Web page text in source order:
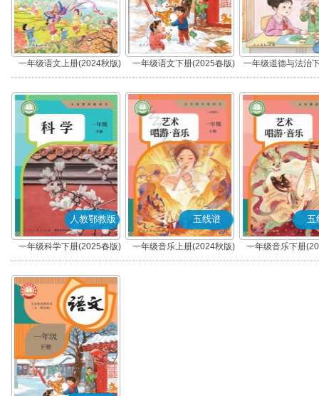
一年级语文上册(2024秋版)
(部编版)
一年级语文下册(2025春版)
(部编版)
一年级道德与法治
春版)(部编
人教鄂教版
一年级科学下册(2025春版)
(人教鄂教版)
五线谱
一年级音乐上册(2024秋版)
(五线谱)
五
一年级音乐下册
(五线谱)